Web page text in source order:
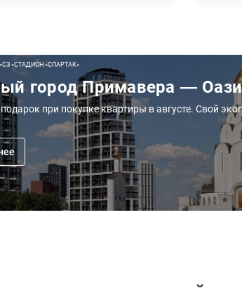
«СТАДИОН «СПАРТАК»
город Примавера —
при покупке квартиры в августе. Свой